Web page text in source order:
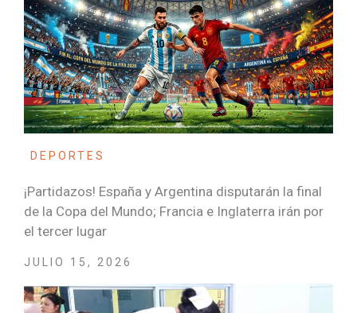
DEPORTES
¡Partidazos! España y Argentina disputarán la final
de la Copa del Mundo; Francia e Inglaterra irán por
el tercer lugar
JULIO 15, 2026